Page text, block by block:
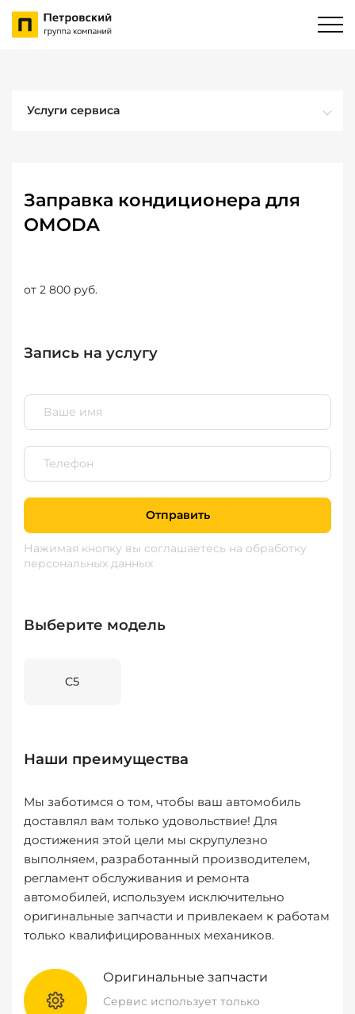
Услуги сервиса
Заправка кондиционера для
OMODA
от 2 800 руб.
Запись на услугу
Отправить
Нажимая кнопку вы соглашаетесь на обработку
персональных данных
Выберите модель
C5
Наши преимущества
Мы заботимся о том, чтобы ваш автомобиль
доставлял вам только удовольствие! Для
достижения этой цели мы скрупулезно
выполняем, разработанный производителем,
регламент обслуживания и ремонта
автомобилей, используем исключительно
оригинальные запчасти и привлекаем к работам
только квалифицированных механиков.
Оригинальные запчасти
Сервис использует только